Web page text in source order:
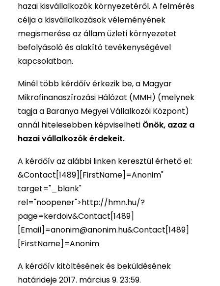
hazai kisvállalkozók környezetéről. A felmérés
célja a kisvállalkozások véleményének
megismerése az állam üzleti környezetet
befolyásoló és alakító tevékenységével
kapcsolatban.
Minél több kérdőív érkezik be, a Magyar
Mikrofinanaszírozási Hálózat (MMH) (melynek
tagja a Baranya Megyei Vállalkozói Központ)
annál hitelesebben képviselheti Önök, azaz a
hazai vállalkozók érdekeit.
A kérdőív az alábbi linken keresztül érhető el:
&Contact[1489][FirstName]=Anonim"
target="_blank"
rel="noopener">http://hmn.hu/?
page=kerdoiv&Contact[1489]
[Email]=anonim@anonim.hu&Contact[1489]
[FirstName]=Anonim
A kérdőív kitöltésének és beküldésének
határideje 2017. március 9. 23:59.